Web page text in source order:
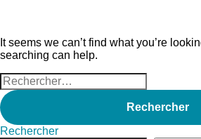
It seems we can’t find what you’re
searching can help.
Rechercher :
Rechercher